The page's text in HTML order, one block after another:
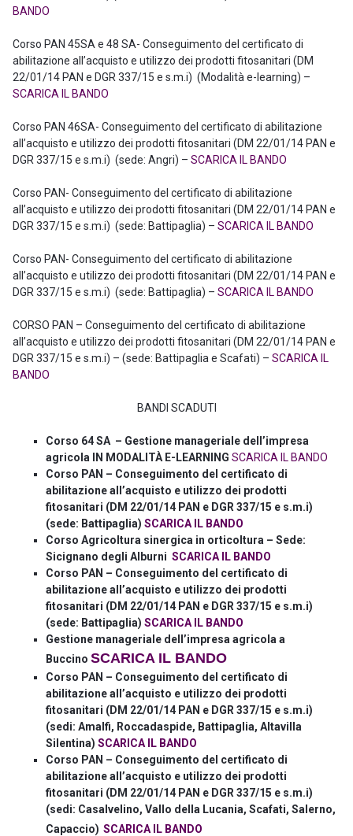
BANDO
Corso PAN 45SA e 48 SA- Conseguimento del certificato di
abilitazione all’acquisto e utilizzo dei prodotti fitosanitari (DM
22/01/14 PAN e DGR 337/15 e s.m.i) (Modalità e-learning) –
SCARICA IL BANDO
Corso PAN 46SA- Conseguimento del certificato di abilitazione
all’acquisto e utilizzo dei prodotti fitosanitari (DM 22/01/14 PAN e
DGR 337/15 e s.m.i) (sede: Angri) – SCARICA IL BANDO
Corso PAN- Conseguimento del certificato di abilitazione
all’acquisto e utilizzo dei prodotti fitosanitari (DM 22/01/14 PAN e
DGR 337/15 e s.m.i) (sede: Battipaglia) – SCARICA IL BANDO
Corso PAN- Conseguimento del certificato di abilitazione
all’acquisto e utilizzo dei prodotti fitosanitari (DM 22/01/14 PAN e
DGR 337/15 e s.m.i) (sede: Battipaglia) – SCARICA IL BANDO
CORSO PAN – Conseguimento del certificato di abilitazione
all’acquisto e utilizzo dei prodotti fitosanitari (DM 22/01/14 PAN e
DGR 337/15 e s.m.i) – (sede: Battipaglia e Scafati) – SCARICA IL
BANDO
BANDI SCADUTI
Corso 64 SA – Gestione manageriale dell’impresa
agricola IN MODALITÀ E-LEARNING SCARICA IL BANDO
Corso PAN – Conseguimento del certificato di
abilitazione all’acquisto e utilizzo dei prodotti
fitosanitari (DM 22/01/14 PAN e DGR 337/15 e s.m.i)
(sede: Battipaglia) SCARICA IL BANDO
Corso Agricoltura sinergica in orticoltura – Sede:
Sicignano degli Alburni SCARICA IL BANDO
Corso PAN – Conseguimento del certificato di
abilitazione all’acquisto e utilizzo dei prodotti
fitosanitari (DM 22/01/14 PAN e DGR 337/15 e s.m.i)
(sede: Battipaglia) SCARICA IL BANDO
Gestione manageriale dell’impresa agricola a
Buccino SCARICA IL BANDO
Corso PAN – Conseguimento del certificato di
abilitazione all’acquisto e utilizzo dei prodotti
fitosanitari (DM 22/01/14 PAN e DGR 337/15 e s.m.i)
(sedi: Amalfi, Roccadaspide, Battipaglia, Altavilla
Silentina) SCARICA IL BANDO
Corso PAN – Conseguimento del certificato di
abilitazione all’acquisto e utilizzo dei prodotti
fitosanitari (DM 22/01/14 PAN e DGR 337/15 e s.m.i)
(sedi: Casalvelino, Vallo della Lucania, Scafati, Salerno,
Capaccio) SCARICA IL BANDO